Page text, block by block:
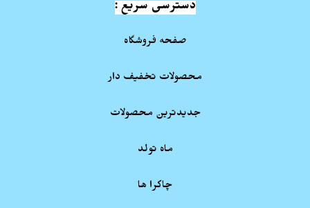
دسترسی سریع :
صفحه فروشگاه
محصولات تخفیف دار
جدیدترین محصولات
ماه تولد
چاکرا ها